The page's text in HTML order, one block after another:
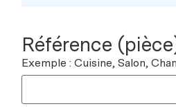
Référence
Exemple : Cuisine, Salon,